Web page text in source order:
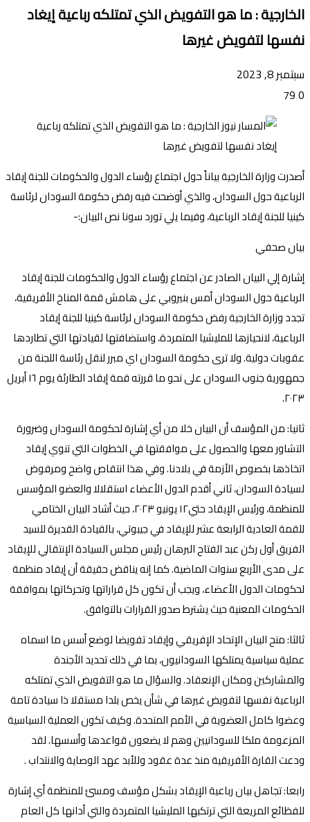
الخارجية : ما هو التفويض الذي تمتلكه رباعية إيغاد
نفسها لتفويض غيرها
سبتمبر 8, 2023
0
أصدرت وزارة الخارجية بياناً حول اجتماع رؤساء الدول والحكومات للجنة إيقاد
الرباعية حول السودان، والذي أوضحت فيه رفض حكومة السودان لرئاسة
كينيا للجنة إيقاد الرباعية، وفيما يلي تورد سونا نص البيان:-
بيان صحفي
إشارة إلي البيان الصادر عن اجتماع رؤساء الدول والحكومات للجنة إيقاد
الرباعية حول السودان أمس بنيروبي على هامش قمة المناخ الأفريقية،
تجدد وزارة الخارجية رفض حكومة السودان لرئاسة كينيا للجنة إيقاد
الرباعية، لانحيازها للمليشيا المتمردة، واستضافتها لقيادتها التي تطاردها
عقوبات دولية. ولا ترى حكومة السودان اي مبرر لنقل رئاسة اللجنة من
جمهورية جنوب السودان على نحو ما قررته قمة إيقاد الطارئة يوم ١٦ أبريل
٢٠٢٣.
ثانيا: من المؤسف أن البيان خلا من أي إشارة لحكومة السودان وضرورة
التشاور معها والحصول على موافقتها في الخطوات التي تنوي إيقاد
اتخاذها بخصوص الأزمة في بلادنا. وفي هذا انتقاص واضح ومرفوض
لسيادة السودان، ثاني أقدم الدول الأعضاء استقلالا والعضو المؤسس
للمنظمة، ورئيس الإيقاد حتي١٢ يونيو ٢٠٢٣، حيث أشاد البيان الختامي
للقمة العادية الرابعة عشر للإيقاد في جيبوتي، بالقيادة القديرة للسيد
الفريق أول ركن عبد الفتاح البرهان رئيس مجلس السيادة الإنتقالي للإيقاد
على مدى الأربع سنوات الماضية. كما إنه يناقض حقيقة أن إيقاد منظمة
لحكومات الدول الأعضاء، ويجب أن تكون كل قراراتها وتحركاتها بموافقة
الحكومات المعنية حيث يشترط صدور القرارات بالتوافق.
ثالثا: منح البيان الإتحاد الإفريقي وإيقاد تفويضا لوضع أسس ما اسماه
عملية سياسية يمتلكها السودانيون، بما في ذلك تحديد الأجندة
والمشاركين ومكان الإنعقاد. والسؤال ما هو التفويض الذي تمتلكه
الرباعية نفسها لتفويض غيرها في شأن يخص بلدا مستقلا ذا سيادة تامة
وعضوا كامل العضوية في الأمم المتحدة. وكيف تكون العملية السياسية
المزعومة ملكا للسودانيين وهم لا يضعون قواعدها وأسسها. لقد
ودعت القارة الأفريقية منذ عدة عقود وللأبد عهد الوصاية والانتداب .
رابعا: تجاهل بيان رباعية الإيقاد بشكل مؤسف ومسئ للمنظمة أي إشارة
للفظائع المريعة التي ترتكبها المليشيا المتمردة والتي أدانها كل العام